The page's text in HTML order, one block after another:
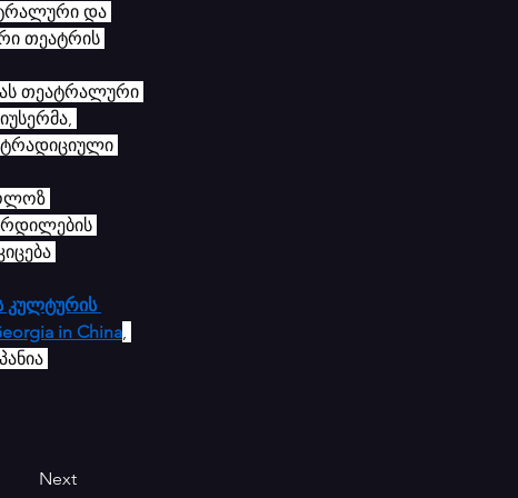
და
თეატრის
თეატრალური
ტრადიციული
კულტურის
in China,
Next